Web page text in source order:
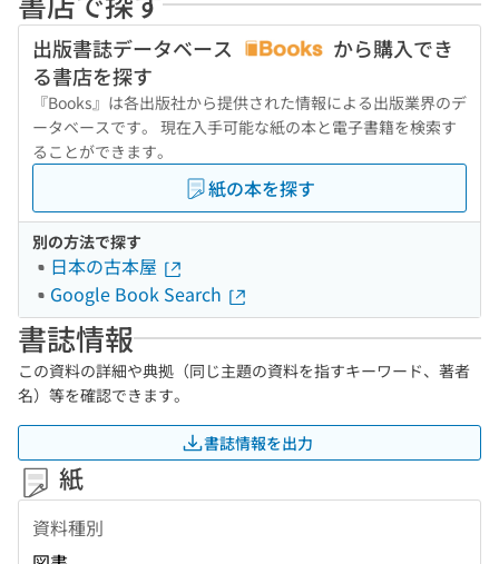
出版書誌データベース
から購入でき
る書店を探す
『Books』は各出版社から提供された情報による出版業界のデ
ータベースです。 現在入手可能な紙の本と電子書籍を検索す
ることができます。
紙の本を探す
別の方法で探す
日本の古本屋
Google Book Search
書誌情報
この資料の詳細や典拠（同じ主題の資料を指すキーワード、著者
名）等を確認できます。
書誌情報を出力
紙
資料種別